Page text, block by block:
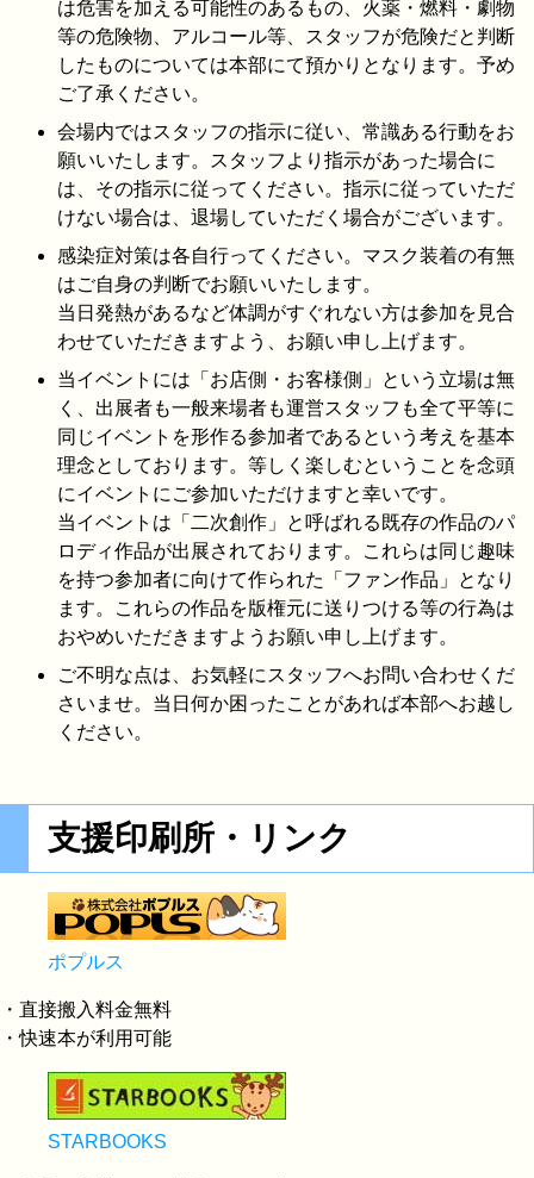
は危害を加える可能性のあるもの、火薬・燃料・劇物
等の危険物、アルコール等、スタッフが危険だと判断
したものについては本部にて預かりとなります。予め
ご了承ください。
会場内ではスタッフの指示に従い、常識ある行動をお
願いいたします。スタッフより指示があった場合に
は、その指示に従ってください。指示に従っていただ
けない場合は、退場していただく場合がございます。
感染症対策は各自行ってください。マスク装着の有無
はご自身の判断でお願いいたします。
当日発熱があるなど体調がすぐれない方は参加を見合
わせていただきますよう、お願い申し上げます。
当イベントには「お店側・お客様側」という立場は無
く、出展者も一般来場者も運営スタッフも全て平等に
同じイベントを形作る参加者であるという考えを基本
理念としております。等しく楽しむということを念頭
にイベントにご参加いただけますと幸いです。
当イベントは「二次創作」と呼ばれる既存の作品のパ
ロディ作品が出展されております。これらは同じ趣味
を持つ参加者に向けて作られた「ファン作品」となり
ます。これらの作品を版権元に送りつける等の行為は
おやめいただきますようお願い申し上げます。
ご不明な点は、お気軽にスタッフへお問い合わせくだ
さいませ。当日何か困ったことがあれば本部へお越し
ください。
支援印刷所・リンク
ポプルス
・直接搬入料金無料
・快速本が利用可能
STARBOOKS